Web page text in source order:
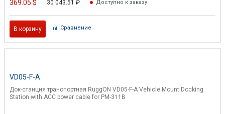
369.05 $ 30 043.51 ₽ Доступно к заказу
В корзину Cравнение
VD05-F-A
Док-станция транспортная RuggON VD05-F-A Vehicle Mount Docking
Station with ACC power cable for PM-311B